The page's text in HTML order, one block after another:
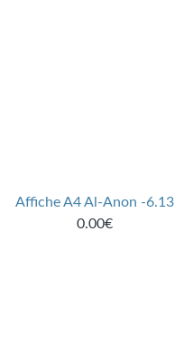
Affiche A4 Al-Anon -6.13
0.00€